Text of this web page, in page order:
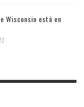
Wisconsin está en